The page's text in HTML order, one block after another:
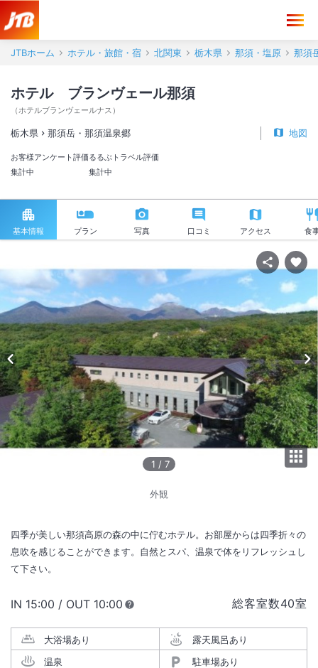
JTBホーム ホテル・旅館・宿 北関東 栃木県 那須・塩原 那須
ホテル ブランヴェール那須
（ホテルブランヴェールナス ）
栃木県 那須岳・那須温泉郷 地図
お客様アンケート評価
集計中
るるぶトラベル評価
集計中
基本情報 プラン 写真 口コミ アクセス 食
1 / 7
外観
四季が美しい那須高原の森の中に佇むホテル。お部屋からは四季折々の
息吹を感じることができます。自然とスパ、温泉で体をリフレッシュし
て下さい。
総客室数40室
IN チェックイン
15:00 / OUT チェックアウト
10:00
大浴場あり
露天風呂あり
温泉
駐車場あり